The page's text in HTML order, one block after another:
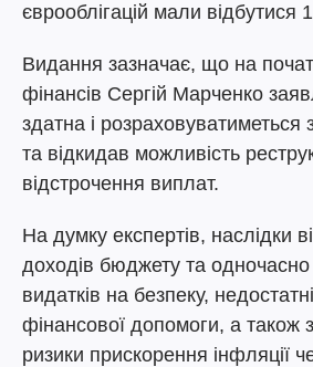
єврооблігацій мали відбутися
Видання зазначає, що на
фінансів Сергій Марченко
здатна і розраховуватиметься
та відкидав можливість
відстрочення виплат.
На думку експертів, наслідки
доходів бюджету та одночасно
видатків на безпеку,
фінансової допомоги, а також
ризики прискорення інфляції